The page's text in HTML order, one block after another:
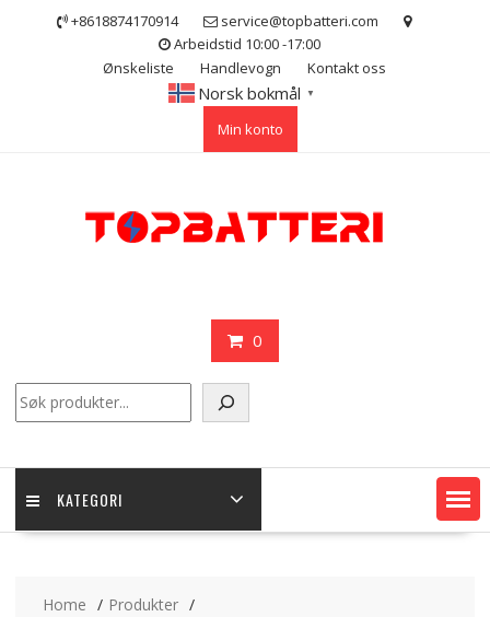
+8618874170914
service@topbatteri.com
Arbeidstid 10:00 -17:00
Ønskeliste
Handlevogn Kontakt oss
Norsk bokmål ▼
Min konto
0
KATEGORI
Home
Produkter